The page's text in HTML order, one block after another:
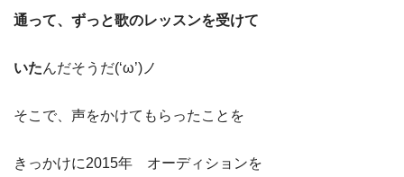
通って、ずっと歌のレッスンを受けて
いたんだそうだ(‘ω’)ノ
そこで、声をかけてもらったことを
きっかけに2015年 オーディションを